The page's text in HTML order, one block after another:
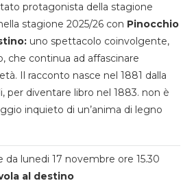
protagonista della stagione
stagione 2025/26 con Pinocchio
uno spettacolo coinvolgente,
che continua ad affascinare
Il racconto nasce nel 1881 dalla
per diventare libro nel 1883. non è
inquieto di un’anima di legno
da lunedi 17 novembre ore 15.30
al destino